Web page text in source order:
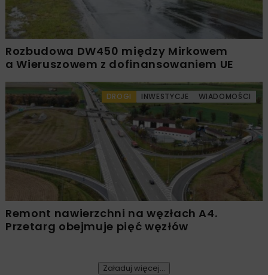
Rozbudowa DW450 między Mirkowem
a Wieruszowem z dofinansowaniem UE
DROGI INWESTYCJE WIADOMOŚCI
Remont nawierzchni na węzłach A4.
Przetarg obejmuje pięć węzłów
Załaduj więcej...